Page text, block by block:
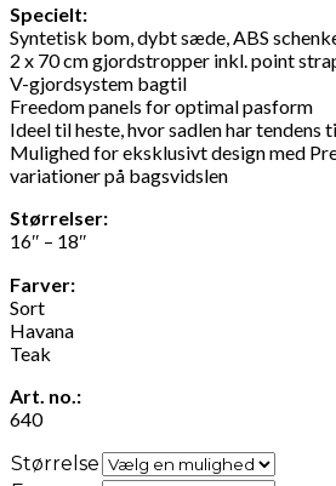
Specielt:
Syntetisk bom, dybt sæde, ABS
2 x 70 cm gjordstropper inkl. point
V-gjordsystem bagtil
Freedom panels for optimal pasform
Ideel til heste, hvor sadlen har tendens
Mulighed for eksklusivt design med
variationer på bagsvidslen
Størrelser:
16″ – 18″
Farver:
Sort
Havana
Teak
Art. no.:
640
Størrelse